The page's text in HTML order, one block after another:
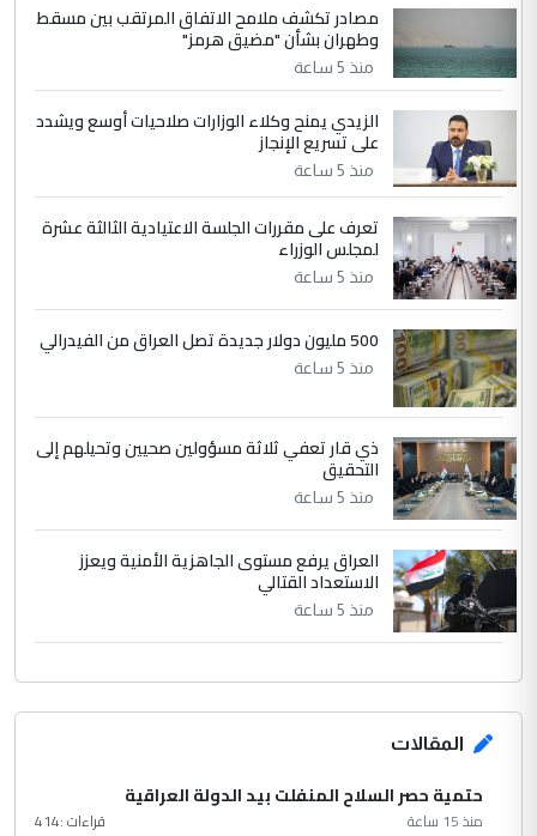
الجواهري يرد على صدام حسين سل
مضجعيك يابن الزنا (نص كامل)
5 حيدر عاشور
التعليق : تحياتي لك استاذ حامدتركان. كلام
دقيق ومسؤول؛ فالاستثمار الحقيقي للإنسان
الموضوع :
بين الإهمال واغتصاب الأرض.. بلاد
الرافدين تعاني الجفاف والتصحر!!
مصادر تكشف ملامح الاتفاق المرتقب بين مسقط
وطهران بشأن "مضيق هرمز"
منذ 5 ساعة
الزيدي يمنح وكلاء الوزارات صلاحيات أوسع ويشدد
على تسريع الإنجاز
منذ 5 ساعة
تعرف على مقررات الجلسة الاعتيادية الثالثة عشرة
لمجلس الوزراء
منذ 5 ساعة
500 مليون دولار جديدة تصل العراق من الفيدرالي
منذ 5 ساعة
ذي قار تعفي ثلاثة مسؤولين صحيين وتحيلهم إلى
التحقيق
منذ 5 ساعة
العراق يرفع مستوى الجاهزية الأمنية ويعزز
الاستعداد القتالي
منذ 5 ساعة
المقالات
حتمية حصر السلاح المنفلت بيد الدولة العراقية
منذ 15 ساعة قراءات :414